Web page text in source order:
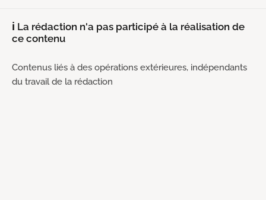
ℹ La rédaction n'a pas participé à la réalisation de
ce contenu
Contenus liés à des opérations extérieures, indépendants
du travail de la rédaction